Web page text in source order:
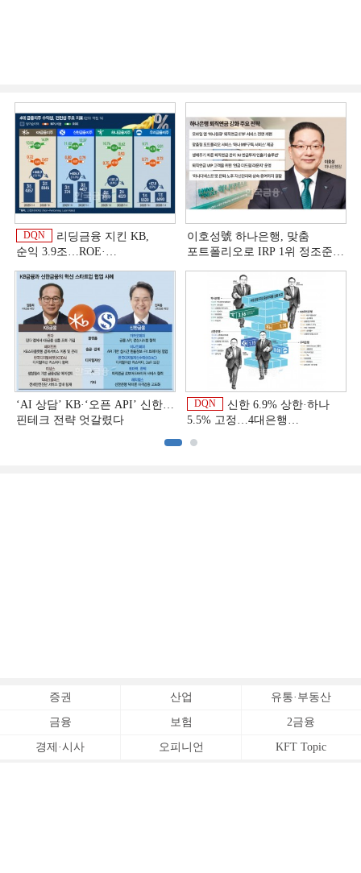
DQN
리딩금융 지킨 KB,
순익 3.9조…ROE·
상반기 금융 리그테이블]
이호성號 하나은행, 맞춤
포트폴리오로 IRP 1위 정조준
‘AI 상담’ KB·‘오픈 API’ 신한…
핀테크 전략 엇갈렸다
DQN
신한 6.9% 상한·하나
5.5% 고정…4대은행
증권 산업 유통·부동산
금융 보험 2금융
경제·시사 오피니언 KFT Topic